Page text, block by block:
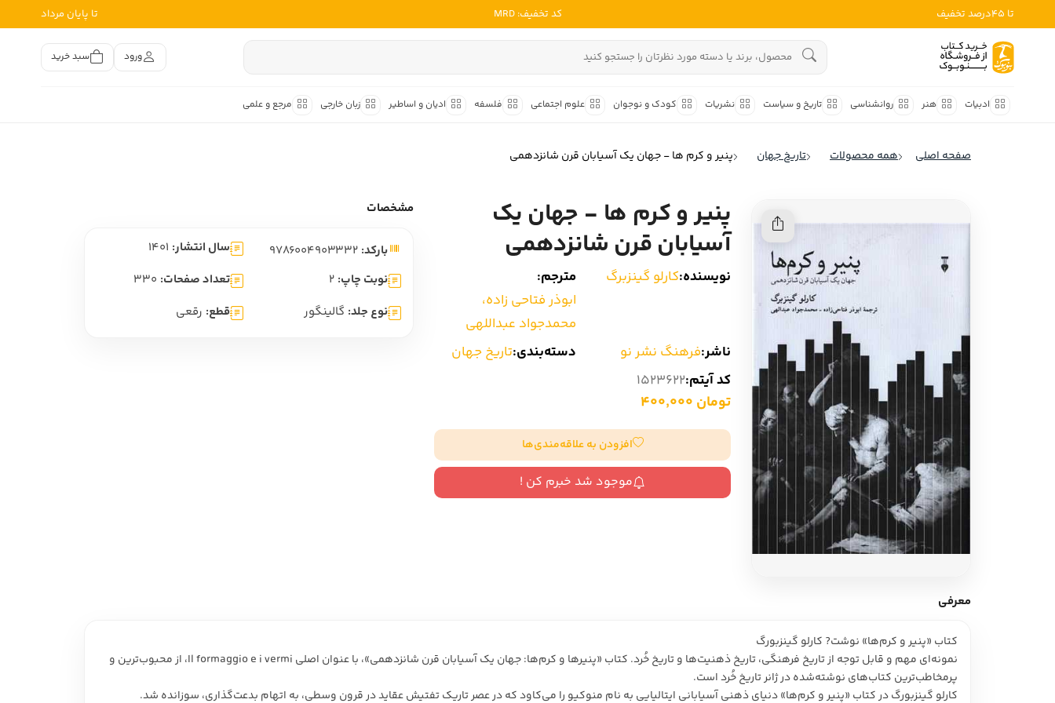
تا 45درصد تخفیف کد تخفیف: MRD تا پایان مرداد
ورود سبد خرید
ادبیات هنر روانشناسی تاریخ و سیاست نشریات کودک و نوجوان علوم اجتماعی فلسفه ادیان و اساطیر زبان خارجی مرجع و علمی
ادبیات ایران
ادبیات انگلیس
ادبیات ایتالیا
ادبیات روسیه
ادبیات آمریکای لاتین
ادبیات آلمان
ادبیات ترکیه
ادبیات آسیا
سایر کشورهای اروپا
داستان کوتاه ایرانی
شعر کهن فارسی
شرح و تفسیر متون کهن
ادبیات
جستار و مقاله
زبان شناسی
تاریخ ادبیات
زندگینامه
ادبیات
ادبیات ملل
ادبیات انگلیس
ادبیات ایتالیا
ادبیات روسیه
ادبیات آسیا
شعر و متون کهن
صفحه اصلی همه محصولات تاریخ جهان پنیر و کرم ها - جهان یک آسیابان قرن شانزدهمی
پنیر و کرم ها - جهان یک
آسیابان قرن شانزدهمی
نویسنده:کارلو گینزبرگ
مترجم:
ابوذر فتاحی زاده،
محمدجواد عبداللهی
ناشر:فرهنگ نشر نو دسته‌بندی:تاریخ جهان
کد آیتم:1523622
تومان 400,000
افزودن به علاقه‌مندی‌ها
موجود شد خبرم کن !
مشخصات
بارکد: سال انتشار: 1401
نوبت چاپ: 2 تعداد صفحات: 330
نوع جلد: گالینگور قطع: رقعی
معرفی
کتاب «پنیر و کرم‌ها» نوشت? کارلو گینزبورگ
نمونه‌ای مهم و قابل توجه از تاریخ‌ فرهنگی، تاریخ ذهنیت‌ها و تاریخ خُرد. کتاب «پنیرها و کرم‌ها: جهان یک آسیابان قرن شانزدهمی»، با عنوان اصلی Il formaggio e i vermi، از محبوب‌ترین و
پرمخاطب‌ترین کتاب‌های نوشته‌شده در ژانر تاریخ خُرد است.
کارلو گینزبورگ در کتاب «پنیر و کرم‌ها» دنیای ذهنی آسیابانی ایتالیایی به نام منوکیو را می‌کاود که در عصر تاریک تفتیش عقاید در قرون وسطی، به اتهام بدعت‌گذاری، سوزانده شد.